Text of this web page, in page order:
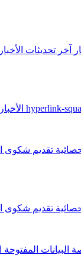
آخر تحديثات
الأخبار
تقديم شكوى
تقديم شكوى
البيانات المفتوحة